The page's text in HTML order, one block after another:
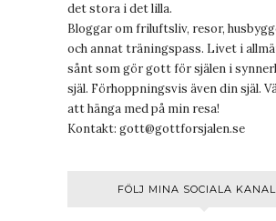
det stora i det lilla.
Bloggar om friluftsliv, resor,
och annat träningspass. Livet i
sånt som gör gott för själen i
själ. Förhoppningsvis även din själ.
att hänga med på min resa!
Kontakt: gott@gottforsjalen.se
FÖLJ MINA SOCIALA